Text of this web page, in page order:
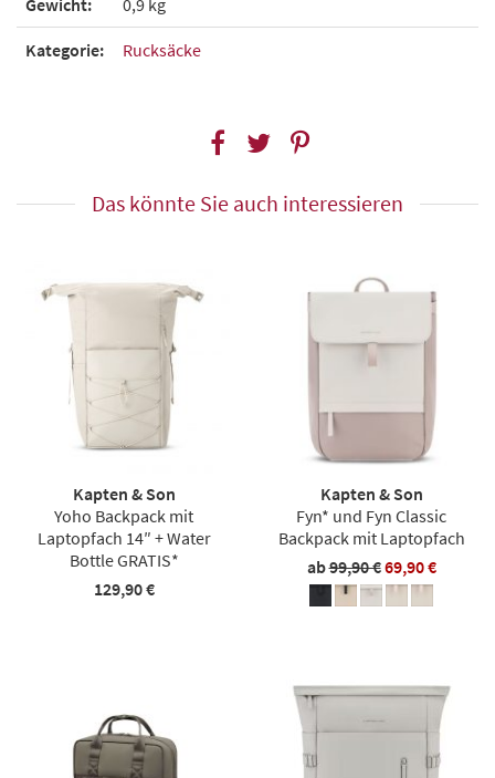
Gewicht: 0,9 kg
Kategorie: Rucksäcke
Das könnte Sie auch interessieren
Kapten & Son
Yoho Backpack mit
Laptopfach 14″ + Water
Bottle GRATIS*
129,90 €
Kapten & Son
Fyn* und Fyn Classic
Backpack mit Laptopfach
ab99,90 €69,90 €